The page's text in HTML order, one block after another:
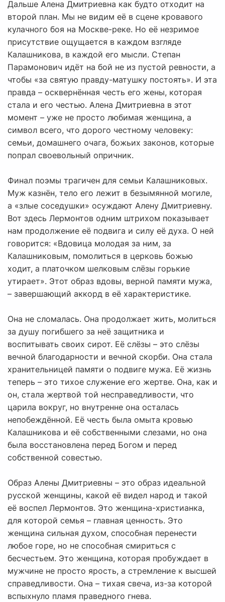
Дальше Алена Дмитриевна как будто отходит на
второй план. Мы не видим её в сцене кровавого
кулачного боя на Москве-реке. Но её незримое
присутствие ощущается в каждом взгляде
Калашникова, в каждой его мысли. Степан
Парамонович идёт на бой не из пустой ревности, а
чтобы «за святую правду-матушку постоять». И эта
правда – осквернённая честь его жены, которая
стала и его честью. Алена Дмитриевна в этот
момент – уже не просто любимая женщина, а
символ всего, что дорого честному человеку:
семьи, домашнего очага, божьих законов, которые
попрал своевольный опричник.
Финал поэмы трагичен для семьи Калашниковых.
Муж казнён, тело его лежит в безымянной могиле,
а «злые соседушки» осуждают Алену Дмитриевну.
Вот здесь Лермонтов одним штрихом показывает
нам продолжение её подвига и силу её духа. О ней
говорится: «Вдовица молодая за ним, за
Калашниковым, помолиться в церковь божью
ходит, а платочком шелковым слёзы горькие
утирает». Этот образ вдовы, верной памяти мужа,
– завершающий аккорд в её характеристике.
Она не сломалась. Она продолжает жить, молиться
за душу погибшего за неё защитника и
воспитывать своих сирот. Её слёзы – это слёзы
вечной благодарности и вечной скорби. Она стала
хранительницей памяти о подвиге мужа. Её жизнь
теперь – это тихое служение его жертве. Она, как и
он, стала жертвой той несправедливости, что
царила вокруг, но внутренне она осталась
непобеждённой. Её честь была омыта кровью
Калашникова и её собственными слезами, но она
была восстановлена перед Богом и перед
собственной совестью.
Образ Алены Дмитриевны – это образ идеальной
русской женщины, какой её видел народ и такой
её воспел Лермонтов. Это женщина-христианка,
для которой семья – главная ценность. Это
женщина сильная духом, способная перенести
любое горе, но не способная смириться с
бесчестьем. Это женщина, которая пробуждает в
мужчине не просто ярость, а стремление к высшей
справедливости. Она – тихая свеча, из-за которой
вспыхнуло пламя праведного гнева.